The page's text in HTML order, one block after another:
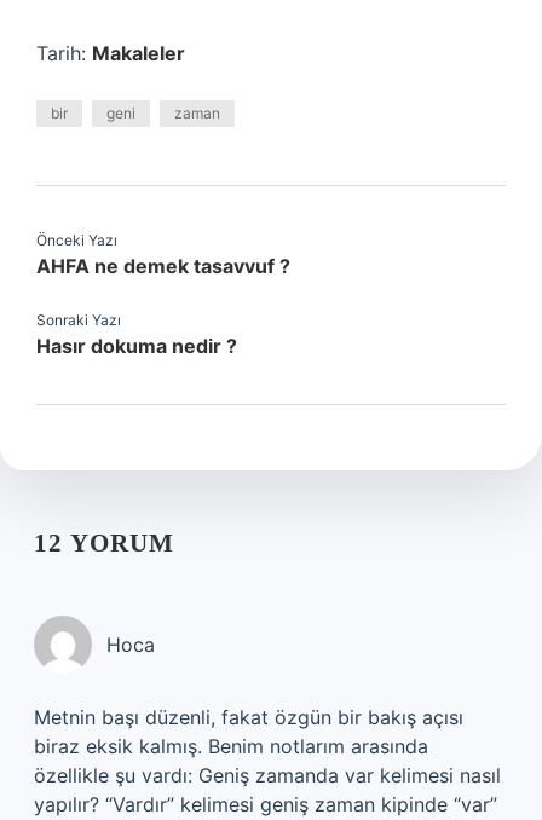
Tarih: Makaleler
bir geni zaman
Önceki Yazı
AHFA ne demek tasavvuf ?
Sonraki Yazı
Hasır dokuma nedir ?
12 YORUM
Hoca
Metnin başı düzenli, fakat özgün bir bakış açısı
biraz eksik kalmış. Benim notlarım arasında
özellikle şu vardı: Geniş zamanda var kelimesi nasıl
yapılır? “Vardır” kelimesi geniş zaman kipinde “var”